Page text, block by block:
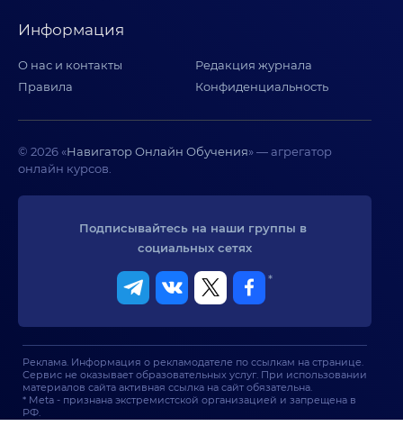
Информация
О нас и контакты
Редакция журнала
Правила
Конфиденциальность
© 2026 «Навигатор Онлайн Обучения» — агрегатор
онлайн курсов.
Подписывайтесь на наши группы в
социальных сетях
*
Реклама. Информация о рекламодателе по ссылкам на странице.
Сервис не оказывает образовательных услуг. При использовании
материалов сайта активная ссылка на сайт обязательна.
* Meta - признана экстремистской организацией и запрещена в
РФ.